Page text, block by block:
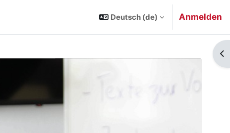
Deutsch ‎(de)‎ Anmelden